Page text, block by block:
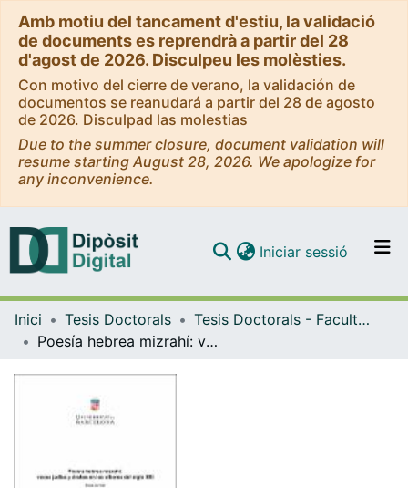
Amb motiu del tancament d'estiu, la validació
de documents es reprendrà a partir del 28
d'agost de 2026. Disculpeu les molèsties.
Con motivo del cierre de verano, la validación de
documentos se reanudará a partir del 28 de agosto
de 2026. Disculpad las molestias
Due to the summer closure, document validation will
resume starting August 28, 2026. We apologize for
any inconvenience.
Navega per tot el DD
Iniciar sessió (current)
Inici Tesis Doctorals
Tesis Doctorals - Facultat - Filologia
Poesía hebrea mizrahí: voces judías y árabes en los albores del siglo XXI